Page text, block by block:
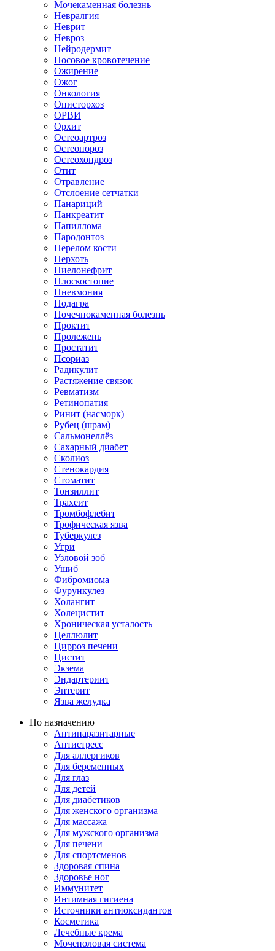
Мочекаменная болезнь
Невралгия
Неврит
Невроз
Нейродермит
Носовое кровотечение
Ожирение
Ожог
Онкология
Описторхоз
ОРВИ
Орхит
Остеоартроз
Остеопороз
Остеохондроз
Отит
Отравление
Отслоение сетчатки
Панариций
Панкреатит
Папиллома
Пародонтоз
Перелом кости
Перхоть
Пиелонефрит
Плоскостопие
Пневмония
Подагра
Почечнокаменная болезнь
Проктит
Пролежень
Простатит
Псориаз
Радикулит
Растяжение связок
Ревматизм
Ретинопатия
Ринит (насморк)
Рубец (шрам)
Сальмонеллёз
Сахарный диабет
Сколиоз
Стенокардия
Стоматит
Тонзиллит
Трахеит
Тромбофлебит
Трофическая язва
Туберкулез
Угри
Узловой зоб
Ушиб
Фибромиома
Фурункулез
Холангит
Холецистит
Хроническая усталость
Целлюлит
Цирроз печени
Цистит
Экзема
Эндартериит
Энтерит
Язва желудка
По назначению
Антипаразитарные
Антистресс
Для аллергиков
Для беременных
Для глаз
Для детей
Для диабетиков
Для женского организма
Для массажа
Для мужского организма
Для печени
Для спортсменов
Здоровая спина
Здоровье ног
Иммунитет
Интимная гигиена
Источники антиоксидантов
Косметика
Лечебные крема
Мочеполовая система